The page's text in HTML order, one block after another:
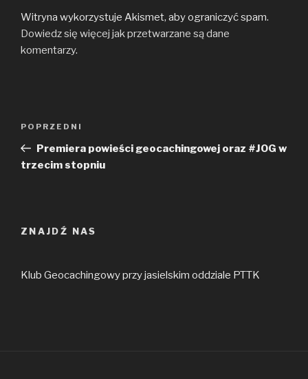
Witryna wykorzystuje Akismet, aby ograniczyć spam.
Dowiedz się więcej jak przetwarzane są dane
komentarzy.
Poprzedni
wpis
POPRZEDNI
Premiera powieści geocachingowej oraz #JOG w
trzecim stopniu
ZNAJDŹ NAS
Klub Geocachingowy przy jasielskim oddziale PTTK